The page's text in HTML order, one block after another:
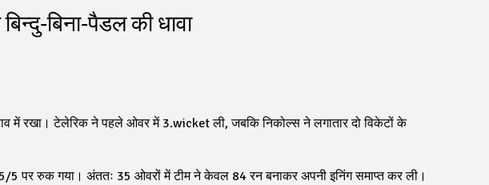
की धावा
में रखा। टेलेरिक ने पहले ओवर में 3.wicket ली, जबकि निकोल्स ने लगातार दो विकेटों के
5 पर रुक गया। अंततः 35 ओवरों में टीम ने केवल 84 रन बनाकर अपनी इनिंग समाप्त कर ली।